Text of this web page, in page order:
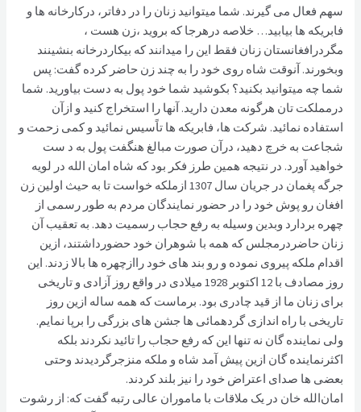
سهم فعال می گیرند. شما میتوانید زنان را در دفاتر، درکارخانه ها و
فابریکه ها بیابید… خلاصه درهرجا که بروید ،زن هست ،
مگردرافغانستان زنان فقط این را میدانند که بیکاردرخانه بنشینند
وبخورند. آنوقت شاه روی خود را به چند زن حاضر کرده گفت: پس
شما چه میتوانید بکنید؟ بکوشید شما خود پول به دست بیاورید. شما
درمملکت تان هرگونه معدن دارید. آنها را استخراج کنید و ازآن
استفاده نمائید. شرکت ها، فابریکه ها تاًسیس نمائید و کمی زحمت و
شجاعت به خرچ دهید، درآن صورت مبالغ هنگفت پول به د ست
خواهید آورد. در نتیجه همین طرز فکر بود که شاه امان الله در لویه
جرگه پغمان در جریان سال 1307 ازملکه خواست تا به حیث اولین زن
افغان رو پوش خود را در حضور نمایندگان مردم به طور رسمی از
چهره بردارد وبدین وسیله به رفع حجاب رسمیت دهد. به تعقیب آن
زنان حاضردرمجلس که همه با شوهران خود حضورداشتند، ازین
اقدام ملکه پیروی نموده و رو بند های خود راازچهره ها بالا زدند. این
روز مصادف با 12 اکتوبر 1928 میلادی در واقع روز آزادی و تاریخی
برای زنان ما از قید چادری بود. برماست که همه ساله ازین روز
تاریخی با راه اندازی گردهمائی ها جشن های بزرگی را برپا نمایم.
ولی نماینده گان نه تنها این که رفع حجاب را تائید نکردند بلکه
اکثرنماینده گان ازین پیش آمد شاه و ملکه منزجرگردیدند وحتی
بعضی ها صدای اعتراض خود را نیز بلند کردند.
امان‌الله خان در یک ملاقات با ماموران عالی رتبه گفت که: از رشوت